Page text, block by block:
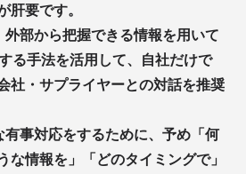
肝要です。
部から把握できる情報を用いて
る手法を活用して、自社だけで
社・サプライヤーとの対話を推奨
事対応をするために、予め「何
な情報を」「どのタイミングで」